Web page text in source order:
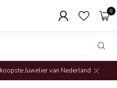
0
Juwelier van Nederland